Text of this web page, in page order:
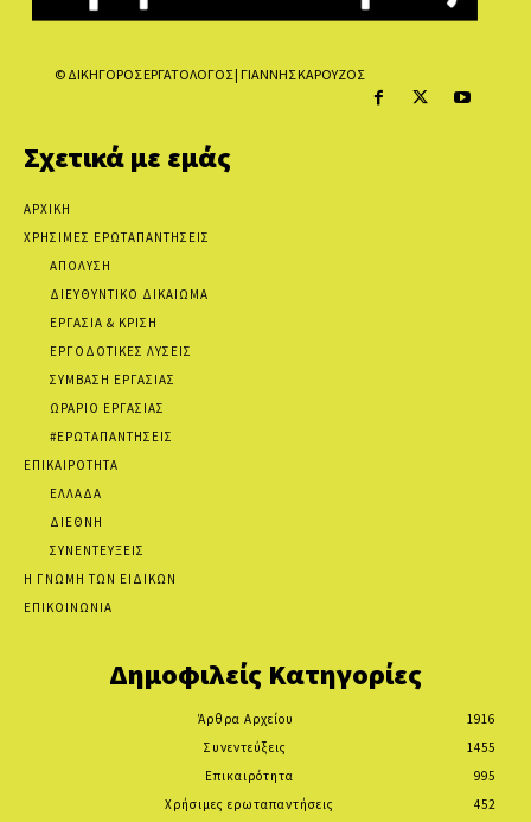
© ΔΙΚΗΓΟΡΟΣ ΕΡΓΑΤΟΛΟΓΟΣ | ΓΙΑΝΝΗΣ ΚΑΡΟΥΖΟΣ
Σχετικά με εμάς
ΑΡΧΙΚΗ
ΧΡΗΣΙΜΕΣ ΕΡΩΤΑΠΑΝΤΗΣΕΙΣ
ΑΠΟΛΥΣΗ
ΔΙΕΥΘΥΝΤΙΚΟ ΔΙΚΑΙΩΜΑ
ΕΡΓΑΣΙΑ & ΚΡΙΣΗ
ΕΡΓΟΔΟΤΙΚΕΣ ΛΥΣΕΙΣ
ΣΥΜΒΑΣΗ ΕΡΓΑΣΙΑΣ
ΩΡΑΡΙΟ ΕΡΓΑΣΙΑΣ
#ΕΡΩΤΑΠΑΝΤΗΣΕΙΣ
ΕΠΙΚΑΙΡΟΤΗΤΑ
ΕΛΛΑΔΑ
ΔΙΕΘΝΗ
ΣΥΝΕΝΤΕΥΞΕΙΣ
Η ΓΝΩΜΗ ΤΩΝ ΕΙΔΙΚΩΝ
ΕΠΙΚΟΙΝΩΝΙΑ
Δημοφιλείς Κατηγορίες
Άρθρα Αρχείου
1916
Συνεντεύξεις
1455
Επικαιρότητα
995
Χρήσιμες ερωταπαντήσεις
452